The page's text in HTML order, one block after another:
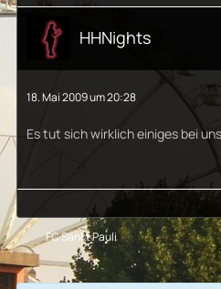
HHNights
18. Mai 2009 um 20:28
Es tut sich wirklich einiges bei
FC Sankt Pauli